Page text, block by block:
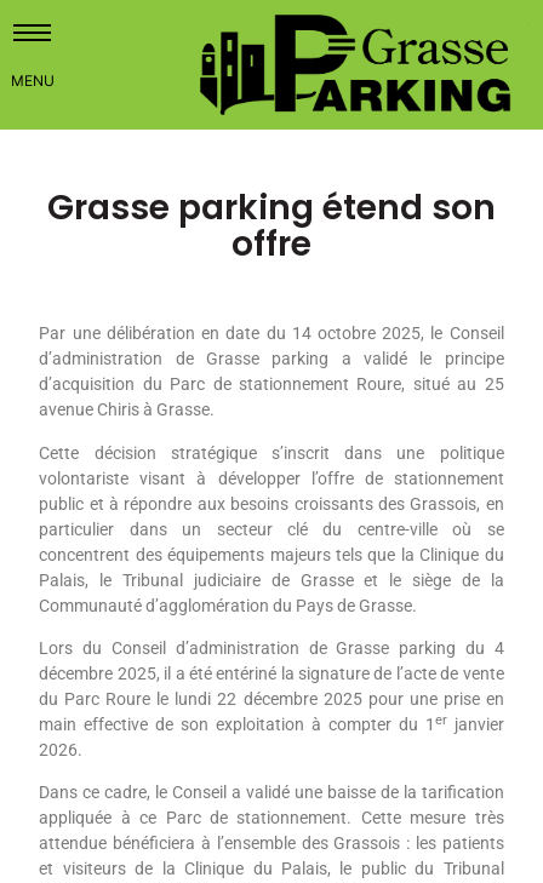
Grasse parking étend son
offre
Par une délibération en date du 14 octobre 2025, le Conseil
d’administration de Grasse parking a validé le principe
d’acquisition du Parc de stationnement Roure, situé au 25
avenue Chiris à Grasse.
Cette décision stratégique s’inscrit dans une politique
volontariste visant à développer l’offre de stationnement
public et à répondre aux besoins croissants des Grassois, en
particulier dans un secteur clé du centre-ville où se
concentrent des équipements majeurs tels que la Clinique du
Palais, le Tribunal judiciaire de Grasse et le siège de la
Communauté d’agglomération du Pays de Grasse.
Lors du Conseil d’administration de Grasse parking du 4
décembre 2025, il a été entériné la signature de l’acte de vente
du Parc Roure le lundi 22 décembre 2025 pour une prise en
main effective de son exploitation à compter du 1 erjanvier
2026.
Dans ce cadre, le Conseil a validé une baisse de la tarification
appliquée à ce Parc de stationnement. Cette mesure très
attendue bénéficiera à l’ensemble des Grassois : les patients
et visiteurs de la Clinique du Palais, le public du Tribunal